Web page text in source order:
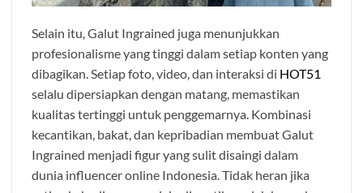
Selain itu, Galut Ingrained juga menunjukkan
profesionalisme yang tinggi dalam setiap konten yang
dibagikan. Setiap foto, video, dan interaksi di HOT51
selalu dipersiapkan dengan matang, memastikan
kualitas tertinggi untuk penggemarnya. Kombinasi
kecantikan, bakat, dan kepribadian membuat Galut
Ingrained menjadi figur yang sulit disaingi dalam
dunia influencer online Indonesia. Tidak heran jika